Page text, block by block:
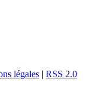
légales | RSS 2.0